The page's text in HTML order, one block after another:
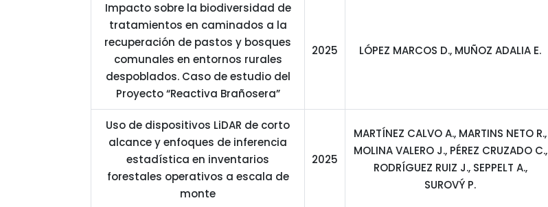
Impacto sobre la biodiversidad de
tratamientos en caminados a la
recuperación de pastos y bosques
comunales en entornos rurales
despoblados. Caso de estudio del
Proyecto “Reactiva Brañosera”
2025 LÓPEZ MARCOS D., MUÑOZ ADALIA E.
Uso de dispositivos LiDAR de corto
alcance y enfoques de inferencia
estadística en inventarios
forestales operativos a escala de
monte
2025
MARTÍNEZ CALVO A., MARTINS NETO R.,
MOLINA VALERO J., PÉREZ CRUZADO C.,
RODRÍGUEZ RUIZ J., SEPPELT A.,
SUROVÝ P.